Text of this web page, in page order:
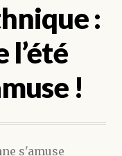
:
l’été
!